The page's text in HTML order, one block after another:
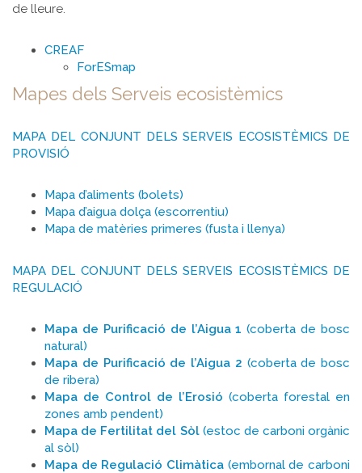
de lleure.
CREAF
ForESmap
Mapes dels Serveis ecosistèmics
MAPA DEL CONJUNT DELS SERVEIS ECOSISTÈMICS DE
PROVISIÓ
Mapa d’aliments (bolets)
Mapa d’aigua dolça (escorrentiu)
Mapa de matèries primeres (fusta i llenya)
MAPA DEL CONJUNT DELS SERVEIS ECOSISTÈMICS DE
REGULACIÓ
Mapa de Purificació de l’Aigua 1 (coberta de bosc
natural)
Mapa de Purificació de l’Aigua 2 (coberta de bosc
de ribera)
Mapa de Control de l’Erosió (coberta forestal en
zones amb pendent)
Mapa de Fertilitat del Sòl(estoc de carboni orgànic
al sòl)
Mapa de Regulació Climàtica (embornal de carboni